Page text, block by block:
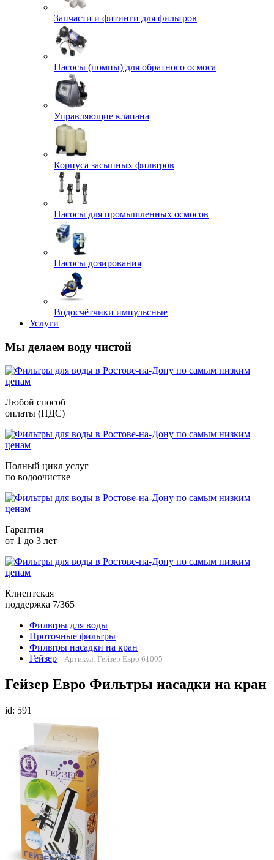
Запчасти и фитинги для фильтров
Насосы (помпы) для обратного осмоса
Управляющие клапана
Корпуса засыпных фильтров
Насосы для промышленных осмосов
Насосы дозирования
Водосчётчики импульсные
Услуги
Мы делаем воду чистой
Любой способ
оплаты (НДС)
Полный цикл услуг
по водоочистке
Гарантия
от 1 до 3 лет
Клиентская
поддержка 7/365
Фильтры для воды
Проточные фильтры
Фильтры насадки на кран
Гейзер
Артикул: Гейзер Евро 61005
Гейзер Евро Фильтры насадки на кран
id: 591